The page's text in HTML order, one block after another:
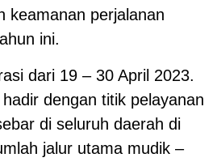
keamanan perjalanan
ini.
dari 19 – 30 April 2023.
dengan titik pelayanan
di seluruh daerah di
jalur utama mudik –